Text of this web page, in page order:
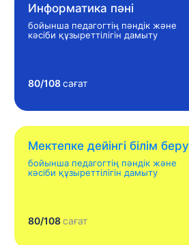
Информатика пәні
бойынша педагогтің пәндік және
кәсіби құзыреттілігін дамыту
80/108сағат
Мектепке дейінгі білім беру
бойынша педагогтің пәндік және
кәсіби құзыреттілігін дамыту
80/108сағат